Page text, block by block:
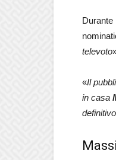
Durante
televoto
«Il
in casa